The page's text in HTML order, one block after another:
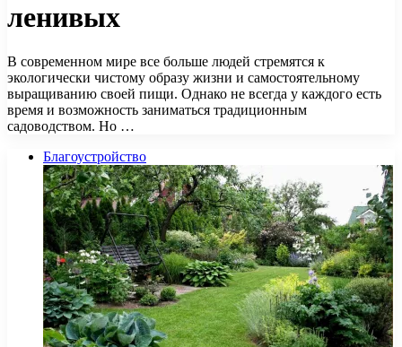
ленивых
В современном мире все больше людей стремятся к
экологически чистому образу жизни и самостоятельному
выращиванию своей пищи. Однако не всегда у каждого есть
время и возможность заниматься традиционным
садоводством. Но …
Благоустройство